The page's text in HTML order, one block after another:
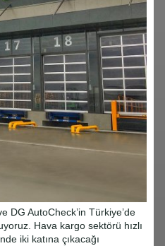
DG AutoCheck’in Türkiye’de
Hava kargo sektörü hızlı
iki katına çıkacağı